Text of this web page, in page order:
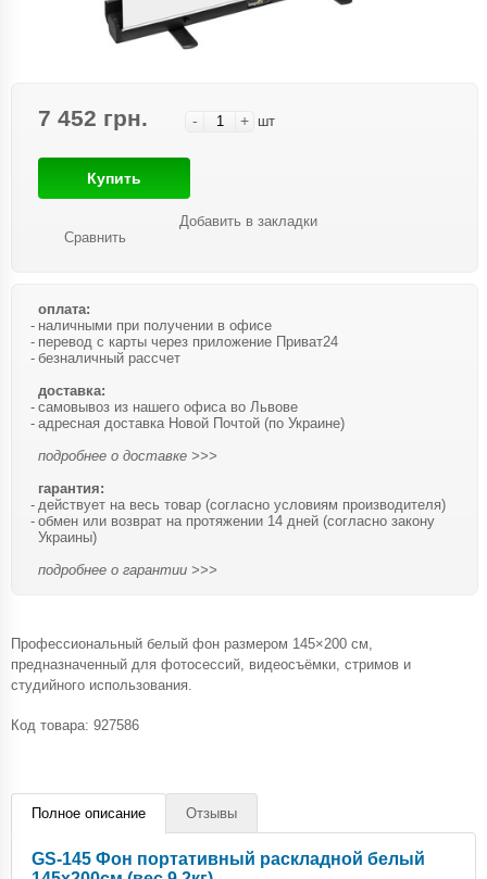
7 452 грн. - + шт
Купить
Сравнить
Добавить в закладки
оплата:
наличными при получении в офисе
перевод с карты через приложение Приват24
безналичный рассчет
доставка:
самовывоз из нашего офиса во Львове
адресная доставка Новой Почтой (по Украине)
подробнее о доставке >>>
гарантия:
действует на весь товар (согласно условиям производителя)
обмен или возврат на протяжении 14 дней (согласно закону
Украины)
подробнее о гарантии >>>
Профессиональный белый фон размером 145×200 см,
предназначенный для фотосессий, видеосъёмки, стримов и
студийного использования.
Код товара: 927586
Полное описание Отзывы
GS-145 Фон портативный раскладной белый